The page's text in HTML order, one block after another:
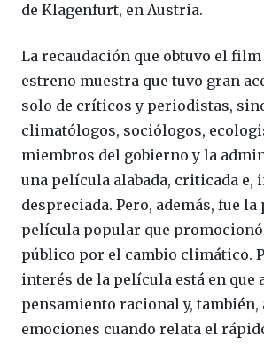
de Klagenfurt, en Austria.
La recaudación que obtuvo el film
estreno muestra que tuvo gran
solo de críticos y periodistas,
climatólogos, sociólogos,
miembros del gobierno y la
una película alabada, criticada e,
despreciada. Pero, además, fue
película popular que
público por el cambio climático.
interés de la película está en que
pensamiento racional y, también,
emociones cuando relata el